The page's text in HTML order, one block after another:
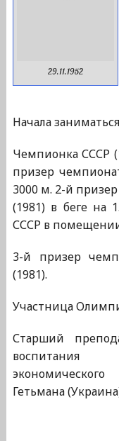
29.11.1952
Начала
Чемпионка СССР
призер
3000 м. 2-й
(1981) в беге на
СССР в помещении
3-й призер
(1981).
Участница
Старший
воспитания
Гетьмана